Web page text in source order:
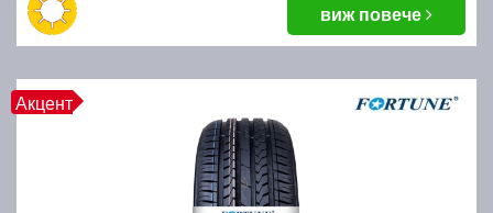
виж повече
Акцент